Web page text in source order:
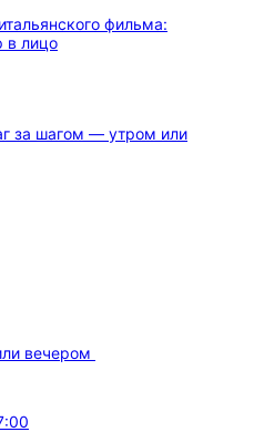
фильма:
в лицо
вечером